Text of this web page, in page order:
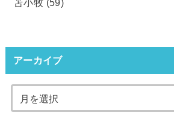
苫小牧 (59)
アーカイブ